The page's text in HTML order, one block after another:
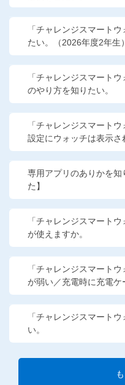
「チャレンジスマート
たい。（2026年度2年生）
「チャレンジスマート
のやり方を知りたい。
「チャレンジスマート
設定にウォッチは表示さ
専用アプリのありかを
た】
「チャレンジスマート
が使えますか。
「チャレンジスマート
が弱い／充電時に充電ケ
「チャレンジスマート
い。